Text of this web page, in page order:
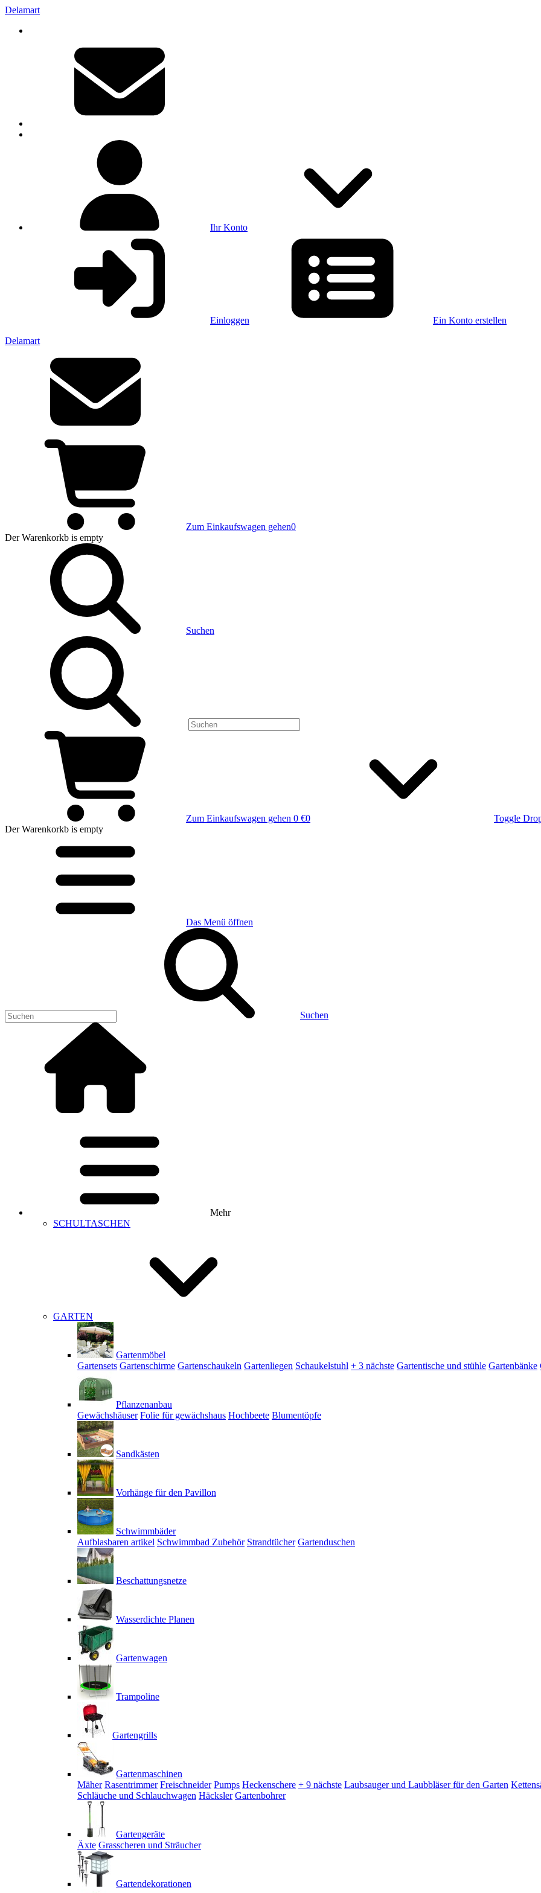
Delamart
Ihr Konto
Einloggen Ein Konto erstellen
Delamart
Zum Einkaufswagen gehen0
Der Warenkorkb is empty
Suchen
Zum Einkaufswagen gehen 0 €0
Toggle
Der Warenkorkb is empty
Das Menü öffnen
Suchen
Mehr
SCHULTASCHEN
GARTEN
Gartenmöbel
Gartensets Gartenschirme Gartenschaukeln Gartenliegen Schaukelstuhl + 3 nächste Gartentische und stühle Gartenbänke
Pflanzenanbau
Gewächshäuser Folie für gewächshaus Hochbeete Blumentöpfe
Sandkästen
Vorhänge für den Pavillon
Schwimmbäder
Aufblasbaren artikel Schwimmbad Zubehör Strandtücher Gartenduschen
Beschattungsnetze
Wasserdichte Planen
Gartenwagen
Trampoline
Gartengrills
Gartenmaschinen
Mäher Rasentrimmer Freischneider Pumps Heckenschere + 9 nächste Laubsauger und Laubbläser für den Garten
Schläuche und Schlauchwagen Häcksler Gartenbohrer
Gartengeräte
Äxte Grasscheren und Sträucher
Gartendekorationen